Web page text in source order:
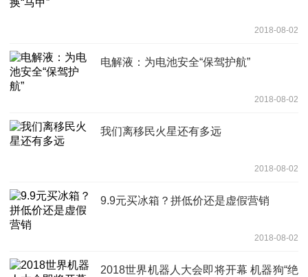
2018-08-02
电解液：为电池安全“保驾护航”
2018-08-02
我们离移民火星还有多远
2018-08-02
9.9元买冰箱？拼低价还是虚假营销
2018-08-02
2018世界机器人大会即将开幕 机器狗“绝